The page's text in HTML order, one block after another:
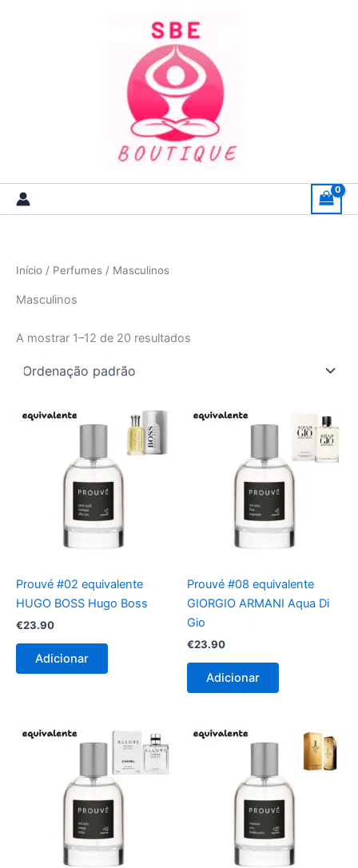
Início / Perfumes / Masculinos
Masculinos
A mostrar 1–12 de 20 resultados
Prouvé #02 equivalente
HUGO BOSS Hugo Boss
€23.90
Adicionar
Prouvé #08 equivalente
GIORGIO ARMANI Aqua Di
Gio
€23.90
Adicionar